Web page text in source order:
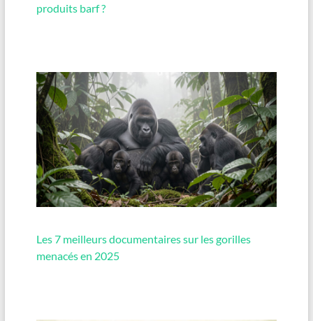
produits barf ?
Les 7 meilleurs documentaires sur les gorilles
menacés en 2025